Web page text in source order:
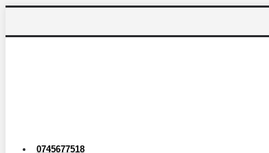
0745677518